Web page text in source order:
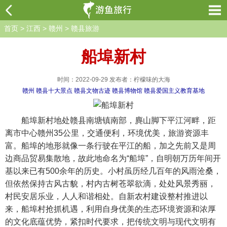
首页 > 江西 > 赣州 > 赣县旅游
船埠新村
时间：2022-09-29 发布者：柠檬味的大海
赣州 赣县十大景点 赣县文物古迹 赣县博物馆 赣县爱国主义教育基地
船埠新村地处赣县南塘镇南部，麂山脚下平江河畔，距
离市中心赣州35公里，交通便利，环境优美，旅游资源丰
富。船埠的地形就像一条行驶在平江的船，加之先前又是周
边商品贸易集散地，故此地命名为“船埠”，自明朝万历年间开
基以来已有500余年的历史。小村虽历经几百年的风雨沧桑，
但依然保持古风古貌，村内古树苍翠欲滴，处处风景秀丽，
村民安居乐业，人人和谐相处。自新农村建设整村推进以
来，船埠村抢抓机遇，利用自身优美的生态环境资源和浓厚
的文化底蕴优势，紧扣时代要求，把传统文明与现代文明有